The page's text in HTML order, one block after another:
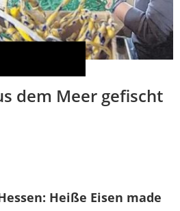
dem Meer gefischt
Heiße Eisen made